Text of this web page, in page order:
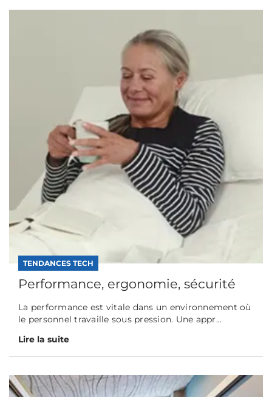
TENDANCES TECH
Performance, ergonomie, sécurité
La performance est vitale dans un environnement où
le personnel travaille sous pression. Une appr...
Lire la suite